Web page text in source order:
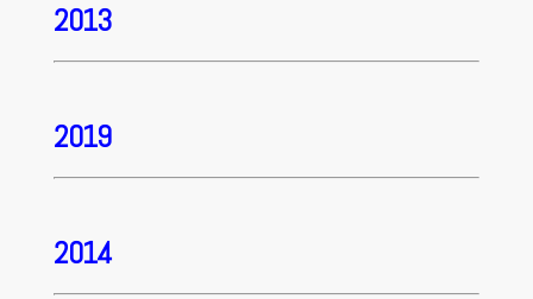
2013
2019
2014